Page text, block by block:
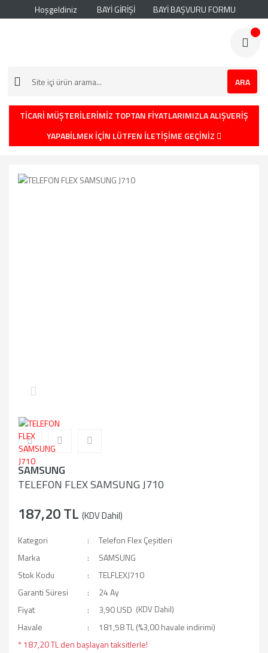
Hoşgeldiniz BAYİ GİRİŞİ BAYİ BAŞVURU FORMU
ARA
TİCARİ MÜŞTERİLERİMİZ TOPTAN FİYATLARIMIZLA ALIŞVERİŞ
YAPABİLMEK İÇİN LÜTFEN İLETİŞİME GEÇİNİZ
SAMSUNG
TELEFON FLEX SAMSUNG J710
187,20 TL (KDV Dahil)
Kategori
Telefon Flex Çeşitleri
Marka
SAMSUNG
Stok Kodu
TELFLEXJ710
Garanti Süresi
24 Ay
Fiyat
3,90 USD (KDV Dahil)
Havale
181,58 TL (%3,00 havale indirimi)
* 187,20 TL den başlayan taksitlerle!